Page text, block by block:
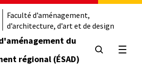
Faculté d’aménagement,
d’architecture, d’art et de design
du
régional (ÉSAD)
Open